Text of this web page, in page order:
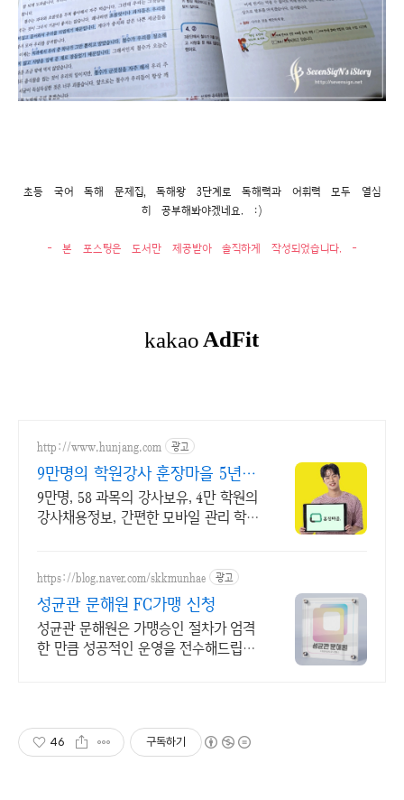
초등 국어 독해 문제집, 독해왕 3단계로 독해력과 어휘력 모두 열심
히 공부해봐야겠네요. :)
- 본 포스팅은 도서만 제공받아 솔직하게 작성되었습니다. -
http://www.hunjang.com 광고
9만명의 학원강사 훈장마을 5년
연속 인지도 1위
9만명, 58 과목의 강사보유, 4만 학원의
강사채용정보, 간편한 모바일 관리 학원
https://blog.naver.com/skkmunhae 광고
성균관 문해원 FC가맹 신청
성균관 문해원은 가맹승인 절차가 엄격
한 만큼 성공적인 운영을 전수해드립니
46 구독하기